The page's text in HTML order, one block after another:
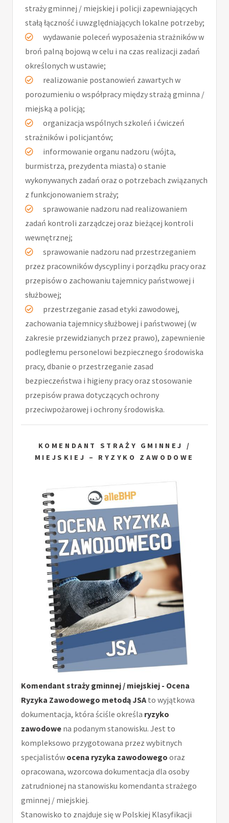
straży gminnej / miejskiej i policji zapewniających
stałą łączność i uwzględniających lokalne potrzeby;
wydawanie poleceń wyposażenia strażników w
broń palną bojową w celu i na czas realizacji zadań
określonych w ustawie;
realizowanie postanowień zawartych w
porozumieniu o współpracy między strażą gminna /
miejską a policją;
organizacja wspólnych szkoleń i ćwiczeń
strażników i policjantów;
informowanie organu nadzoru (wójta,
burmistrza, prezydenta miasta) o stanie
wykonywanych zadań oraz o potrzebach związanych
z funkcjonowaniem straży;
sprawowanie nadzoru nad realizowaniem
zadań kontroli zarządczej oraz bieżącej kontroli
wewnętrznej;
sprawowanie nadzoru nad przestrzeganiem
przez pracowników dyscypliny i porządku pracy oraz
przepisów o zachowaniu tajemnicy państwowej i
służbowej;
przestrzeganie zasad etyki zawodowej,
zachowania tajemnicy służbowej i państwowej (w
zakresie przewidzianych przez prawo), zapewnienie
podległemu personelowi bezpiecznego środowiska
pracy, dbanie o przestrzeganie zasad
bezpieczeństwa i higieny pracy oraz stosowanie
przepisów prawa dotyczących ochrony
przeciwpożarowej i ochrony środowiska.
KOMENDANT STRAŻY GMINNEJ /
MIEJSKIEJ – RYZYKO ZAWODOWE
Komendant straży gminnej / miejskiej - Ocena
Ryzyka Zawodowego metodą JSA to wyjątkowa
dokumentacja, która ściśle określa ryzyko
zawodowe na podanym stanowisku. Jest to
kompleksowo przygotowana przez wybitnych
specjalistów ocena ryzyka zawodowego oraz
opracowana, wzorcowa dokumentacja dla osoby
zatrudnionej na stanowisku komendanta strażego
gminnej / miejskiej.
Stanowisko to znajduje się w Polskiej Klasyfikacji